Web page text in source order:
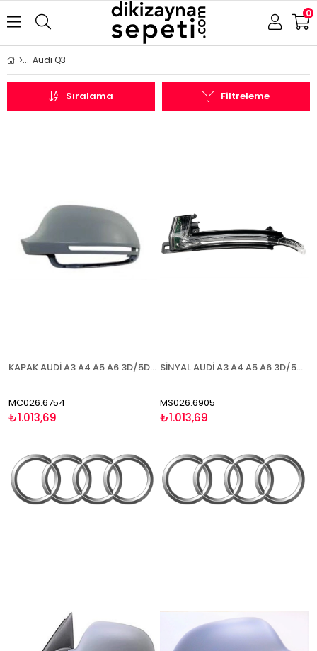
0
Audi Q3
Filtreleme
Sıralama
KAPAK AUDİ A3 A4 A5 A6 3D/5D (Q3 2011-) 2008-2010 ASTARLI SOL
MC026.6754
₺1.013,69
SİNYAL AUDİ A3 A4 A5 A6 3D/5D (Q3 2011-) 2008-2010 SAĞ
MS026.6905
₺1.013,69